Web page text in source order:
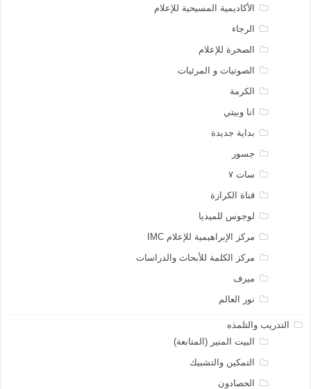
الأكاديمية المسيحية للإعلام
الرجاء
الصخرة للإعلام
الصوتيات و المرئيات
الكرمة
انا وبيتي
بداية جديدة
جسور
سات ٧
قناة الكرازة
لوجوس للميديا
مركز الإبراهيمية للإعلام IMC
مركز الكلمة للأبحاث والدراسات
ميرف
نور العالم
التدريب والتلمذه
البيت المنير (المتابعة)
التمكين والتشبيك
الحصادون